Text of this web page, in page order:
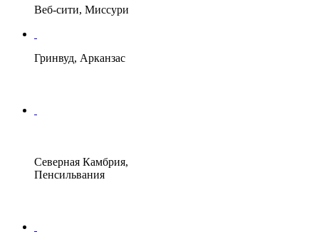
Веб-сити, Миссури
Гринвуд, Арканзас
Северная Камбрия,
Пенсильвания